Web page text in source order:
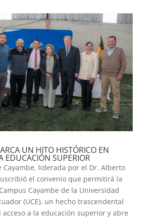
UN HITO HISTÓRICO EN
EDUCACIÓN SUPERIOR
Cayambe, liderada por el Dr. Alberto
el convenio que permitirá la
Cayambe de la Universidad
(UCE), un hecho trascendental
a la educación superior y abre